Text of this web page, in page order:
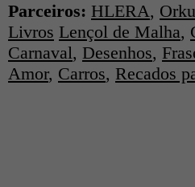
Parceiros: HLERA,
Livros Lençol de Malha,
Carnaval, Desenhos,
Amor, Carros, Recados